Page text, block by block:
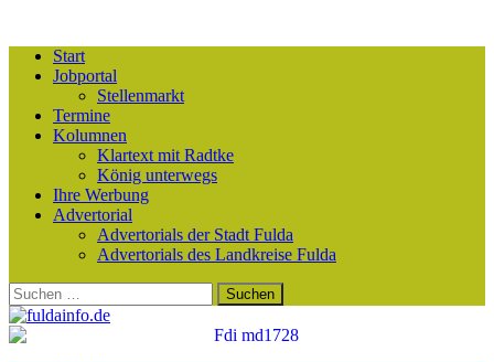
Start
Jobportal
Stellenmarkt
Termine
Kolumnen
Klartext mit Radtke
König unterwegs
Ihre Werbung
Advertorial
Advertorials der Stadt Fulda
Advertorials des Landkreise Fulda
Suchen
nach: